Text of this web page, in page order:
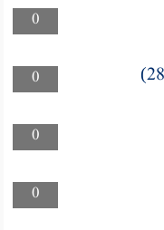
0
0
0
0